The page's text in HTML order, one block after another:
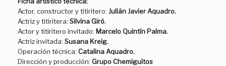
Actor, constructor y titiritero: Julián Javier Aquadro.
Actriz y titiritera: Silvina Giró.
Actor y titiritero invitado: Marcelo Quintín Palma.
Actriz invitada: Susana Kreig.
Operación técnica: Catalina Aquadro.
Dirección y producción: Grupo Chemiguitos